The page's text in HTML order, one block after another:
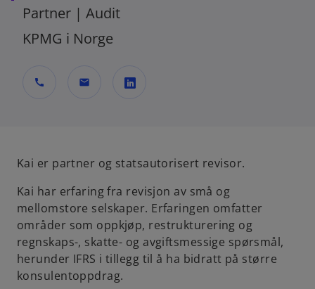
Partner | Audit
KPMG i Norge
call mail
n
i
n
a
n
e
w
Kai er partner og statsautorisert revisor.
Kai har erfaring fra revisjon av små og
mellomstore selskaper. Erfaringen omfatter
områder som oppkjøp, restrukturering og
regnskaps-, skatte- og avgiftsmessige spørsmål,
herunder IFRS i tillegg til å ha bidratt på større
konsulentoppdrag.